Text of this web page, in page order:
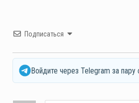
Подписаться
Войдите через Telegram за